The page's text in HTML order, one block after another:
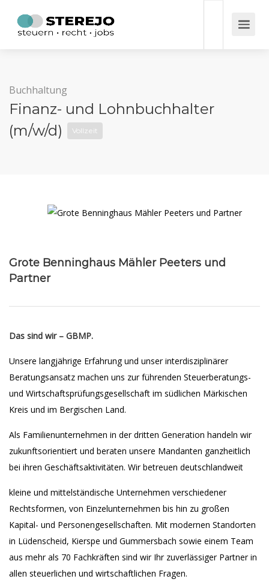
Buchhaltung
Finanz- und Lohnbuchhalter
(m/w/d)
Vollzeit
Grote Benninghaus Mähler Peeters und
Partner
Das sind wir – GBMP.
Unsere langjährige Erfahrung und unser interdisziplinärer
Beratungsansatz machen uns zur führenden Steuerberatungs-
und Wirtschaftsprüfungsgesellschaft im südlichen Märkischen
Kreis und im Bergischen Land.
Als Familienunternehmen in der dritten Generation handeln wir
zukunftsorientiert und beraten unsere Mandanten ganzheitlich
bei ihren Geschäftsaktivitäten. Wir betreuen deutschlandweit
kleine und mittelständische Unternehmen verschiedener
Rechtsformen, von Einzelunternehmen bis hin zu großen
Kapital- und Personengesellschaften. Mit modernen Standorten
in Lüdenscheid, Kierspe und Gummersbach sowie einem Team
aus mehr als 70 Fachkräften sind wir Ihr zuverlässiger Partner in
allen steuerlichen und wirtschaftlichen Fragen.